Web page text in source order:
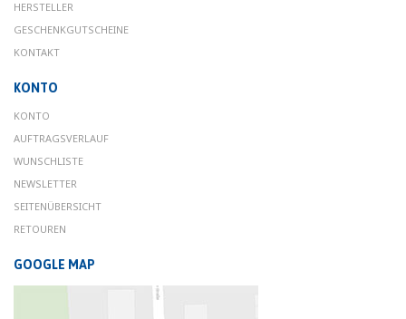
HERSTELLER
GESCHENKGUTSCHEINE
KONTAKT
KONTO
KONTO
AUFTRAGSVERLAUF
WUNSCHLISTE
NEWSLETTER
SEITENÜBERSICHT
RETOUREN
GOOGLE MAP